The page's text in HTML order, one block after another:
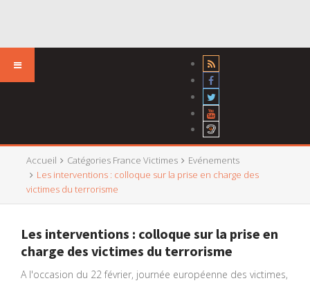
Accueil Catégories France Victimes
Evénements
Les interventions : colloque sur la prise en charge des
victimes du terrorisme
Les interventions : colloque sur la prise en
charge des victimes du terrorisme
A l'occasion du 22 février, journée européenne des victimes,